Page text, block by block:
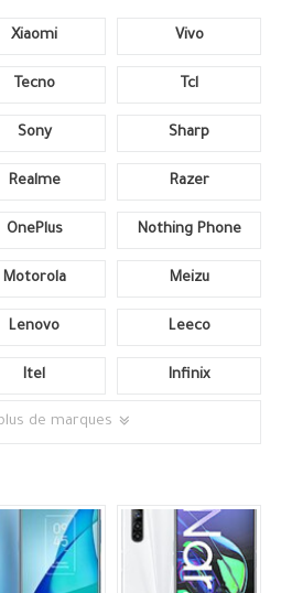
Xiaomi Vivo
Tecno Tcl
Sony Sharp
Realme Razer
OnePlus Nothing Phone
Motorola Meizu
Lenovo Leeco
Itel Infinix
de marques